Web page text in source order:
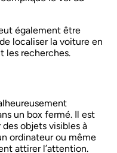
également être
localiser la voiture en
les recherches.
un box fermé. Il est
objets visibles à
ordinateur ou même
attirer l’attention.